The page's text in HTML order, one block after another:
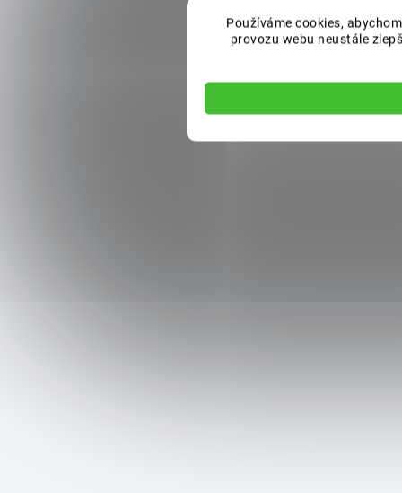
Používáme cookies,
provozu webu neustále